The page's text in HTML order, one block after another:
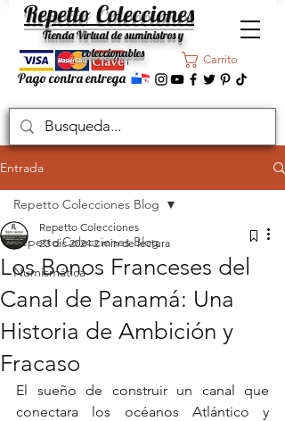
Carrito
Pago contra entrega
Repetto Colecciones
Tienda Virtual de suministros y
coleccionables
Entrada
Repetto Colecciones Blog
Numismática
Repetto Colecciones Blog
Los Bonos Franceses del
Canal de Panamá: Una
Historia de Ambición y
Fracaso
Repetto Colecciones
23 dic 2024 2 min de lectura
El sueño de construir un canal que
conectara los océanos Atlántico y